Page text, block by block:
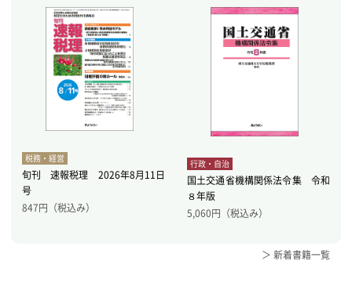
税務・経営
旬刊 速報税理 2026年8月11日
号
847円（税込み）
行政・自治
国土交通省機構関係法令集 令和
８年版
5,060円（税込み）
＞ 新着書籍一覧